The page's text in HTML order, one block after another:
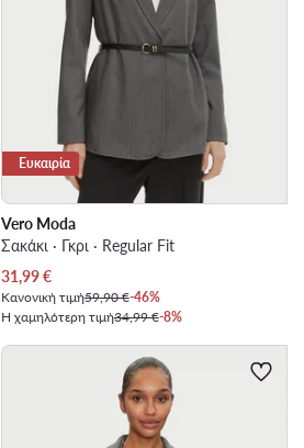
Ευκαιρία
Vero Moda
Σακάκι · Γκρι · Regular Fit
Τρέχουσα τιμή
31,99€
Κανονική τιμή59,90 €-46%
Η χαμηλότερη τιμή34,99 €-8%